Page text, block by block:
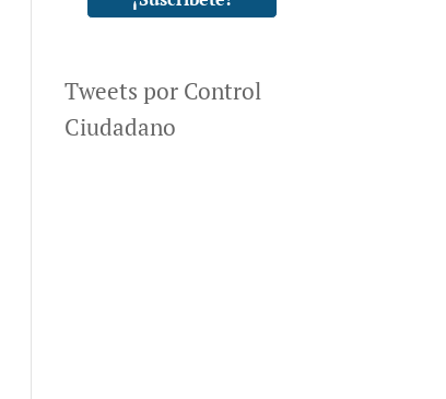
Tweets por Control
Ciudadano